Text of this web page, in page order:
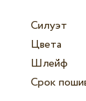
Силуэт
Цвета
Шлейф
Срок